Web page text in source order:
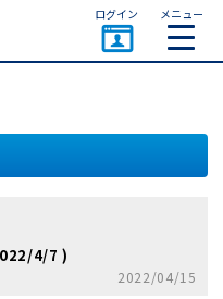
ログイン メニュー
4/7 )
2022/04/15